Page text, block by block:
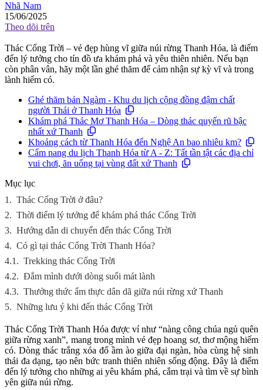
Nhã Nam
15/06/2025
Theo dõi trên
Thác Cổng Trời – vẻ đẹp hùng vĩ giữa núi rừng Thanh Hóa, là điểm
đến lý tưởng cho tín đồ ưa khám phá và yêu thiên nhiên. Nếu bạn
còn phân vân, hãy một lần ghé thăm để cảm nhận sự kỳ vĩ và trong
lành hiếm có.
Ghé thăm bản Ngàm - Khu du lịch cộng đồng đậm chất
người Thái ở Thanh Hóa
Khám phá Thác Mơ Thanh Hóa – Dòng thác quyến rũ bậc
nhất xứ Thanh
Khoảng cách từ Thanh Hóa đến Nghệ An bao nhiêu km?
Cẩm nang du lịch Thanh Hóa từ A - Z: Tất tần tật các địa chỉ
vui chơi, ăn uống tại vùng đất xứ Thanh
Mục lục
1. Thác Cổng Trời ở đâu?
2. Thời điểm lý tưởng để khám phá thác Cổng Trời
3. Hướng dẫn di chuyển đến thác Cổng Trời
4. Có gì tại thác Cổng Trời Thanh Hóa?
4.1. Trekking thác Cổng Trời
4.2. Đắm mình dưới dòng suối mát lành
4.3. Thưởng thức ẩm thực dân dã giữa núi rừng xứ Thanh
5. Những lưu ý khi đến thác Cổng Trời
Thác Cổng Trời Thanh Hóa được ví như “nàng công chúa ngủ quên
giữa rừng xanh”, mang trong mình vẻ đẹp hoang sơ, thơ mộng hiếm
có. Dòng thác trắng xóa đổ ầm ào giữa đại ngàn, hòa cùng hệ sinh
thái đa dạng, tạo nên bức tranh thiên nhiên sống động. Đây là điểm
đến lý tưởng cho những ai yêu khám phá, cắm trại và tìm về sự bình
yên giữa núi rừng.